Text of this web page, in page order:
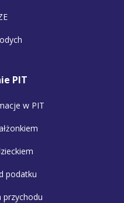
PIT
w PIT
podatku
przychodu